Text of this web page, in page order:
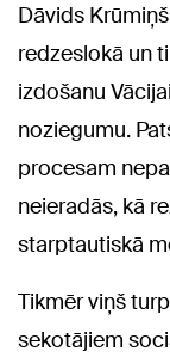
Dāvids
redzeslokā un
izdošanu
noziegumu.
procesam
neieradās, kā
starptautiskā
Tikmēr viņš
sekotājiem